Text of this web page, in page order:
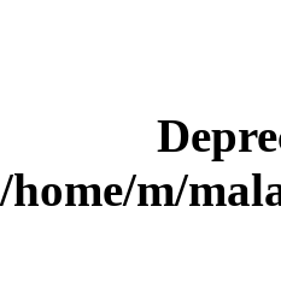
/home/m/